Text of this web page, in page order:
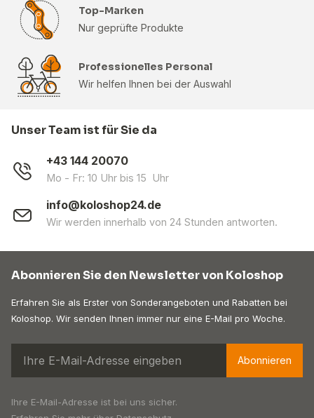
Top-Marken
Nur geprüfte Produkte
Professionelles Personal
Wir helfen Ihnen bei der Auswahl
Unser Team ist für Sie da
+43 144 20070
Mo - Fr: 10 Uhr bis 15 Uhr
info@koloshop24.de
Wir werden innerhalb von 24 Stunden antworten.
Abonnieren Sie den Newsletter von Koloshop
Erfahren Sie als Erster von Sonderangeboten und Rabatten bei
Koloshop. Wir senden Ihnen immer nur eine E-Mail pro Woche.
Abonnieren
Ihre E-Mail-Adresse ist bei uns sicher.